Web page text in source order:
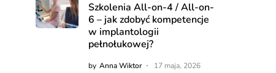
Szkolenia All-on-4 / All-on-
6 – jak zdobyć kompetencje
w implantologii
pełnołukowej?
by Anna Wiktor 17 maja, 2026